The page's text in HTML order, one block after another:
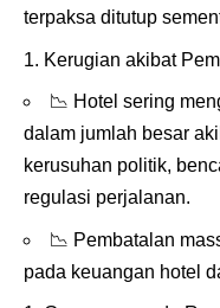
terpaksa ditutup
Kerugian akibat
📉 Hotel sering
dalam jumlah besar
kerusuhan politik,
regulasi perjalanan.
📉 Pembatalan
pada keuangan hotel